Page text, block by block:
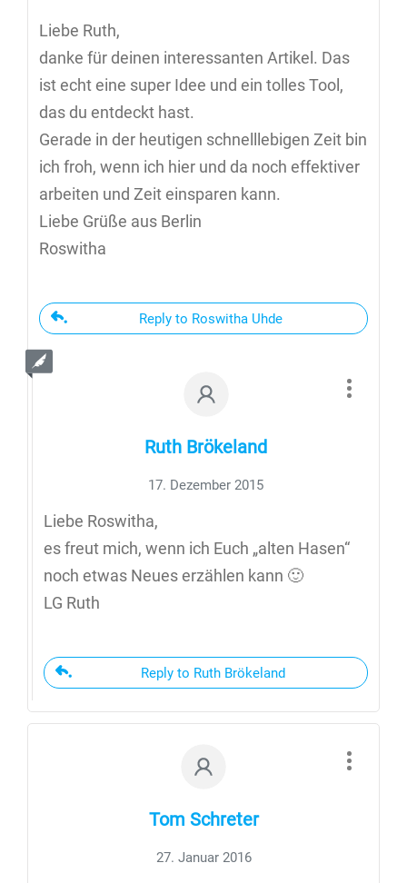
Liebe Ruth,
danke für deinen interessanten Artikel. Das
ist echt eine super Idee und ein tolles Tool,
das du entdeckt hast.
Gerade in der heutigen schnelllebigen Zeit bin
ich froh, wenn ich hier und da noch effektiver
arbeiten und Zeit einsparen kann.
Liebe Grüße aus Berlin
Roswitha
Reply to Roswitha Uhde
Ruth Brökeland
17. Dezember 2015
Liebe Roswitha,
es freut mich, wenn ich Euch „alten Hasen“
noch etwas Neues erzählen kann 🙂
LG Ruth
Reply to Ruth Brökeland
Tom Schreter
27. Januar 2016